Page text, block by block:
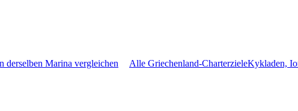
derselben Marina vergleichen Alle Griechenland-CharterzieleKykladen,